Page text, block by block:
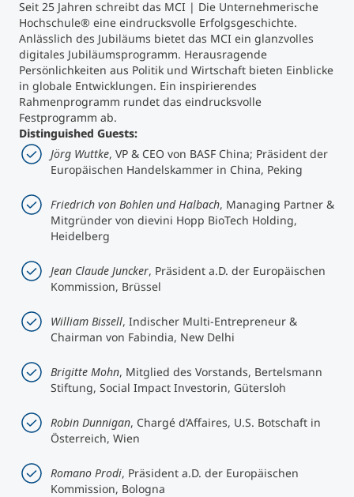
Seit 25 Jahren schreibt das MCI | Die Unternehmerische
Hochschule® eine eindrucksvolle Erfolgsgeschichte.
Anlässlich des Jubiläums bietet das MCI ein glanzvolles
digitales Jubiläumsprogramm. Herausragende
Persönlichkeiten aus Politik und Wirtschaft bieten Einblicke
in globale Entwicklungen. Ein inspirierendes
Rahmenprogramm rundet das eindrucksvolle
Festprogramm ab.
Distinguished Guests:
Jörg Wuttke, VP & CEO von BASF China; Präsident der
Europäischen Handelskammer in China, Peking
Friedrich von Bohlen und Halbach, Managing Partner &
Mitgründer von dievini Hopp BioTech Holding,
Heidelberg
Jean Claude Juncker, Präsident a.D. der Europäischen
Kommission, Brüssel
William Bissell, Indischer Multi-Entrepreneur &
Chairman von Fabindia, New Delhi
Brigitte Mohn, Mitglied des Vorstands, Bertelsmann
Stiftung, Social Impact Investorin, Gütersloh
Robin Dunnigan, Chargé d’Affaires, U.S. Botschaft in
Österreich, Wien
Romano Prodi, Präsident a.D. der Europäischen
Kommission, Bologna